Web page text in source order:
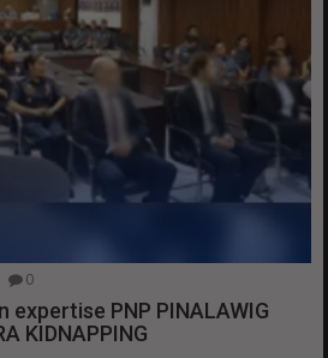
0
expertise PNP PINALAWIG
KIDNAPPING